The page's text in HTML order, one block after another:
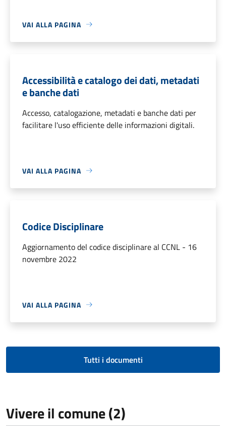
VAI ALLA PAGINA
Accessibilità e catalogo dei dati, metadati
e banche dati
Accesso, catalogazione, metadati e banche dati per
facilitare l'uso efficiente delle informazioni digitali.
VAI ALLA PAGINA
Codice Disciplinare
Aggiornamento del codice disciplinare al CCNL - 16
novembre 2022
VAI ALLA PAGINA
Tutti i documenti
Vivere il comune (2)